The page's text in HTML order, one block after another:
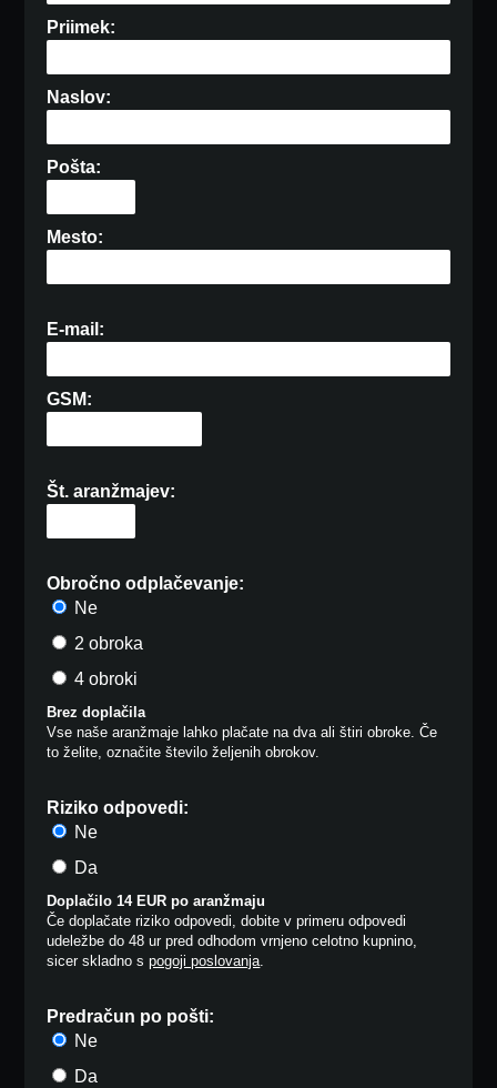
Priimek:
Naslov:
Pošta:
Mesto:
E-mail:
GSM:
Št. aranžmajev:
Obročno odplačevanje:
Ne
2 obroka
4 obroki
Brez doplačila
Vse naše aranžmaje lahko plačate na dva ali štiri obroke. Če
to želite, označite število željenih obrokov.
Riziko odpovedi:
Ne
Da
Doplačilo 14 EUR po aranžmaju
Če doplačate riziko odpovedi, dobite v primeru odpovedi
udeležbe do 48 ur pred odhodom vrnjeno celotno kupnino,
sicer skladno spogoji poslovanja.
Predračun po pošti:
Ne
Da